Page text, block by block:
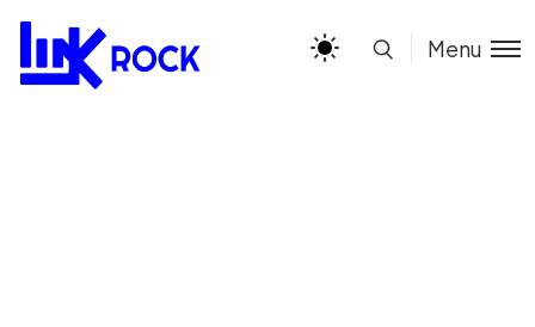
Menu